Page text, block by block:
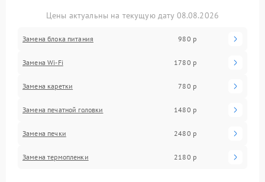
Цены актуальны на текущую дату 08.08.2026
Замена блока питания 980 р
Замена Wi-Fi 1780 р
Замена каретки 780 р
Замена печатной головки 1480 р
Замена печки 2480 р
Замена термопленки 2180 р